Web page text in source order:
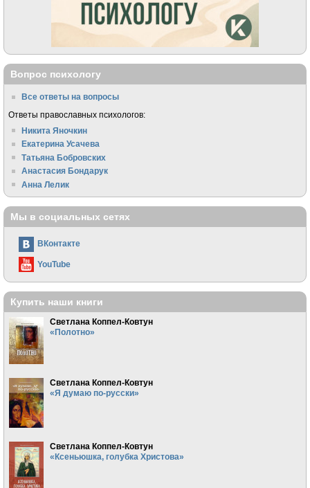
Вопрос психологу
Все ответы на вопросы
Ответы православных психологов:
Никита Яночкин
Екатерина Усачева
Татьяна Бобровских
Анастасия Бондарук
Анна Лелик
Мы в социальных сетях
ВКонтакте
YouTube
Купить наши книги
Светлана Коппел-Ковтун
«Полотно»
Светлана Коппел-Ковтун
«Я думаю по-русски»
Светлана Коппел-Ковтун
«Ксеньюшка, голубка Христова»